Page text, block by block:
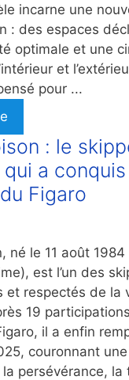
incarne une
: des espaces
optimale et une
et
pour ...
: le
a conquis
Figaro
né le 11 août 1984
est l’un des
et respectés de la
19
il a enfin
couronnant
persévérance, la